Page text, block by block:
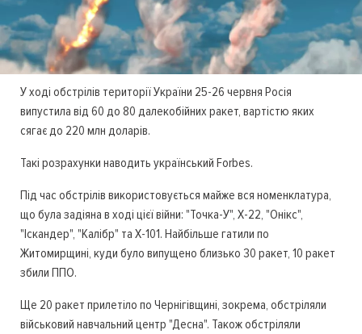
У ході обстрілів території України 25-26 червня Росія
випустила від 60 до 80 далекобійних ракет, вартістю яких
сягає до 220 млн доларів.
Такі розрахунки наводить український Forbes.
Під час обстрілів використовується майже вся номенклатура,
що була задіяна в ході цієї війни: "Точка-У", Х-22, "Онікс",
"Іскандер", "Калібр" та Х-101. Найбільше гатили по
Житомирщині, куди було випущено близько 30 ракет, 10 ракет
збили ППО.
Ще 20 ракет прилетіло по Чернігівщині, зокрема, обстріляли
військовий навчальний центр "Десна". Також обстріляли